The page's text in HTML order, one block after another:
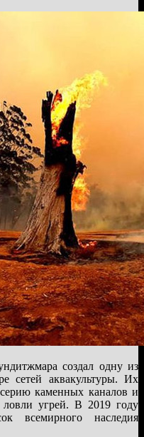
создал одну из
сетей аквакультуры. Их
каменных каналов и
ловли угрей. В 2019 году
всемирного наследия